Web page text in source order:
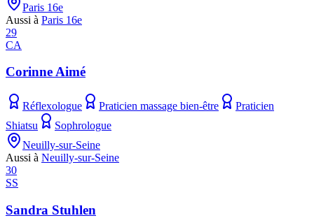
Paris 16e
Aussi à Paris 16e
29
CA
Corinne Aimé
Réflexologue Praticien massage bien-être
Praticien
Shiatsu
Sophrologue
Neuilly-sur-Seine
Aussi à Neuilly-sur-Seine
30
SS
Sandra Stuhlen